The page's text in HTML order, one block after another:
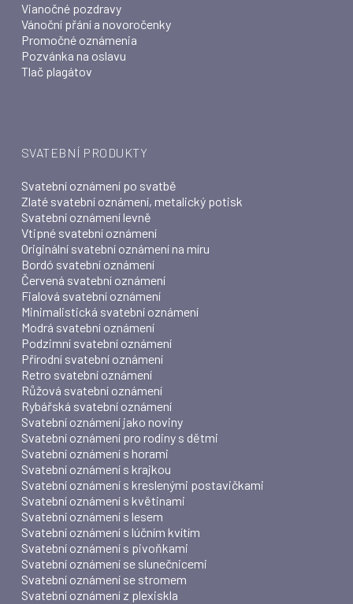
Vianočné pozdravy
Vánoční přání a novoročenky
Promočné oznámenia
Pozvánka na oslavu
Tlač plagátov
SVATEBNÍ PRODUKTY
Svatební oznámení po svatbě
Zlaté svatební oznámení, metalický potisk
Svatební oznámení levně
Vtipné svatební oznámení
Originální svatební oznámení na míru
Bordó svatební oznámení
Červená svatební oznámení
Fialová svatební oznámení
Minimalistická svatební oznámení
Modrá svatební oznámení
Podzimní svatební oznámení
Přírodní svatební oznámení
Retro svatební oznámení
Růžová svatební oznámení
Rybářská svatební oznámení
Svatební oznámení jako noviny
Svatební oznámení pro rodiny s dětmi
Svatební oznámení s horami
Svatební oznámení s krajkou
Svatební oznámení s kreslenými postavičkami
Svatební oznámení s květinami
Svatební oznámení s lesem
Svatební oznámení s lúčním kvítím
Svatební oznámení s pivoňkami
Svatební oznámení se slunečnicemi
Svatební oznámení se stromem
Svatební oznámení z plexiskla